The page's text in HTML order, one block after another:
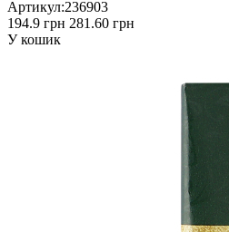
Артикул:236903
194.9 грн 281.60 грн
У кошик